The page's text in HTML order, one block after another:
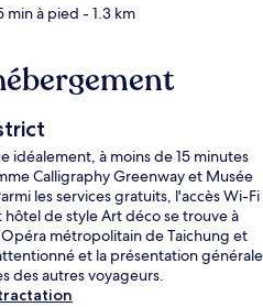
min à pied - 1.3 km
idéalement, à moins de 15 minutes
Calligraphy Greenway et Musée
les services gratuits, l'accès Wi-Fi
de style Art déco se trouve à
métropolitain de Taichung et
et la présentation générale
des autres voyageurs.